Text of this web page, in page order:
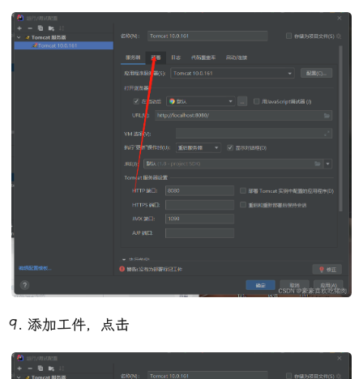
添加工件，点击